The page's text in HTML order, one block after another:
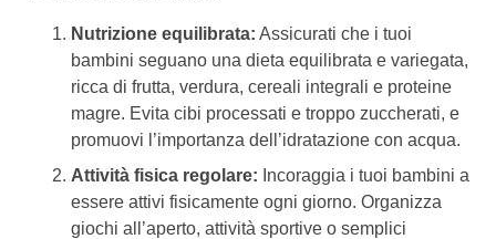
Nutrizione equilibrata: Assicurati che i tuoi
bambini seguano una dieta equilibrata e variegata,
ricca di frutta, verdura, cereali integrali e proteine
magre. Evita cibi processati e troppo zuccherati, e
promuovi l’importanza dell’idratazione con acqua.
Attività fisica regolare: Incoraggia i tuoi bambini a
essere attivi fisicamente ogni giorno. Organizza
giochi all’aperto, attività sportive o semplici